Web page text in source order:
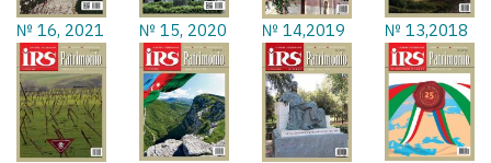
№ 16, 2021 № 15, 2020 № 14,2019 № 13,2018